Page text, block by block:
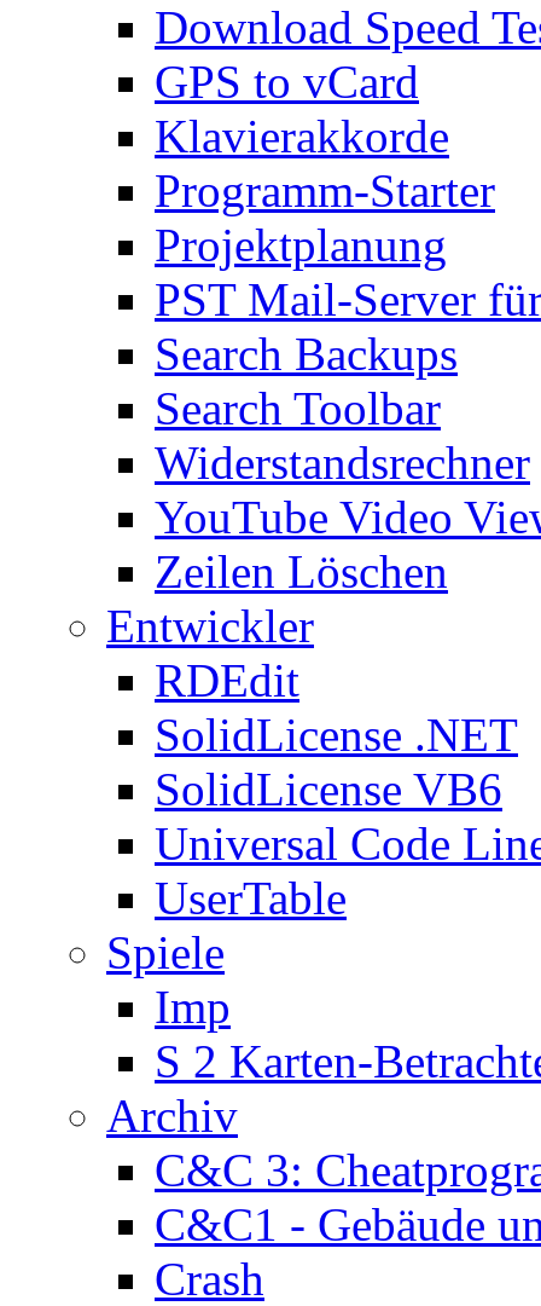
Download Speed
GPS to vCard
Klavierakkorde
Programm-Starter
Projektplanung
PST Mail-Server
Search Backups
Search Toolbar
Widerstandsrechner
YouTube Video
Zeilen Löschen
Entwickler
RDEdit
SolidLicense .NET
SolidLicense VB6
Universal Code
UserTable
Spiele
Imp
S 2 Karten-
Archiv
C&C 3:
C&C1 - Gebäude
Crash